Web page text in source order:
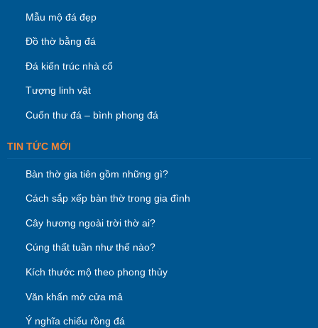
Mẫu mộ đá đẹp
Đồ thờ bằng đá
Đá kiến trúc nhà cổ
Tượng linh vật
Cuốn thư đá – bình phong đá
TIN TỨC MỚI
Bàn thờ gia tiên gồm những gì?
Cách sắp xếp bàn thờ trong gia đình
Cây hương ngoài trời thờ ai?
Cúng thất tuần như thế nào?
Kích thước mộ theo phong thủy
Văn khấn mở cửa mả
Ý nghĩa chiếu rồng đá